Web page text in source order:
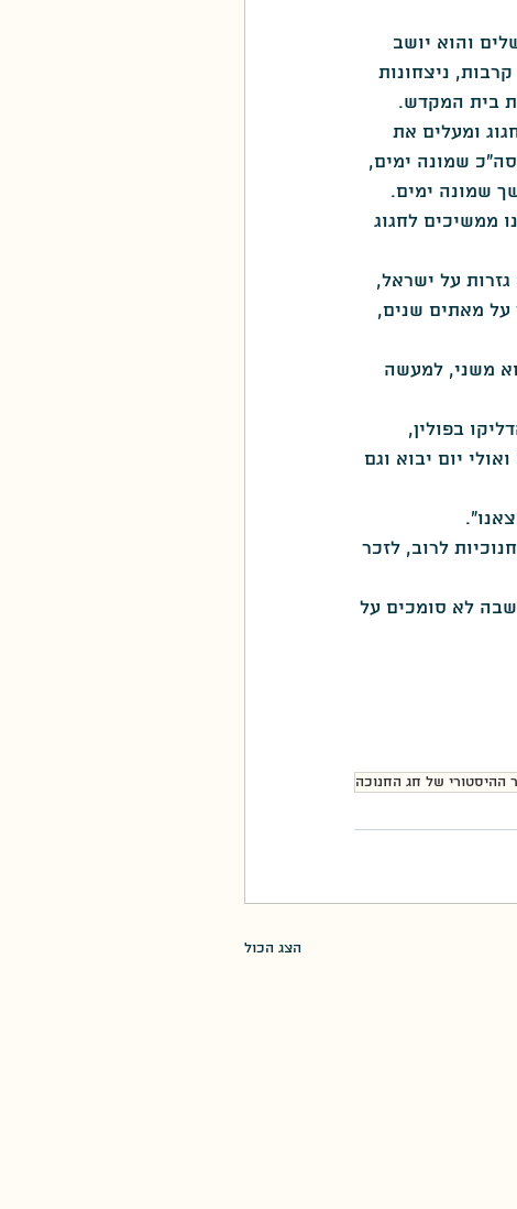
והוא יושב
ניצחונות
בית המקדש.
ומעלים את
שמונה ימים,
שמונה ימים.
ממשיכים לחגוג
על ישראל,
על מאתים שנים,
משני, למעשה
בפולין,
יום יבוא וגם
לרוב, לזכר
שבה לא סומכים על
ההיסטורי של חג החנוכה
הצג הכול